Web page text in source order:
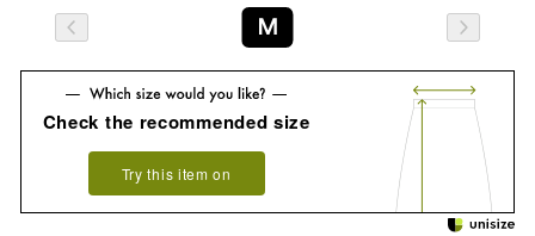
M
Check the recommended size
Try this item on